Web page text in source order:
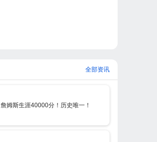
全部资讯
詹姆斯生涯40000分！历史唯一！